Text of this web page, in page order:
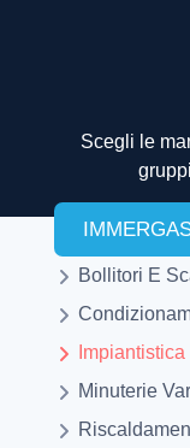
Scegli le
gruppi
Bollitori E
Impiantistica
Minuterie